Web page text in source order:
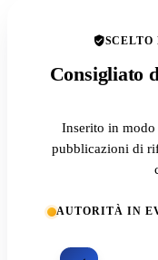
Consigliato
Inserito in
pubblicazioni di
AUTORITÀ IN